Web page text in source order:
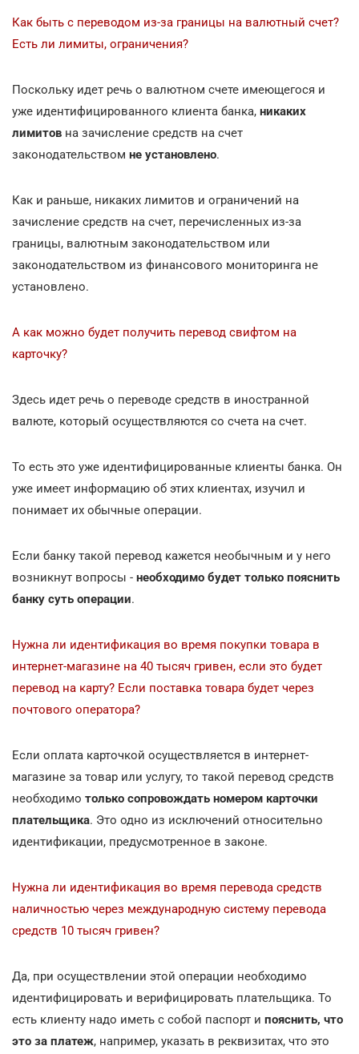
Как быть с переводом из-за границы на валютный счет?
Есть ли лимиты, ограничения?
Поскольку идет речь о валютном счете имеющегося и
уже идентифицированного клиента банка, никаких
лимитов на зачисление средств на счет
законодательством не установлено.
Как и раньше, никаких лимитов и ограничений на
зачисление средств на счет, перечисленных из-за
границы, валютным законодательством или
законодательством из финансового мониторинга не
установлено.
А как можно будет получить перевод свифтом на
карточку?
Здесь идет речь о переводе средств в иностранной
валюте, который осуществляются со счета на счет.
То есть это уже идентифицированные клиенты банка. Он
уже имеет информацию об этих клиентах, изучил и
понимает их обычные операции.
Если банку такой перевод кажется необычным и у него
возникнут вопросы - необходимо будет только пояснить
банку суть операции.
Нужна ли идентификация во время покупки товара в
интернет-магазине на 40 тысяч гривен, если это будет
перевод на карту? Если поставка товара будет через
почтового оператора?
Если оплата карточкой осуществляется в интернет-
магазине за товар или услугу, то такой перевод средств
необходимо только сопровождать номером карточки
плательщика. Это одно из исключений относительно
идентификации, предусмотренное в законе.
Нужна ли идентификация во время перевода средств
наличностью через международную систему перевода
средств 10 тысяч гривен?
Да, при осуществлении этой операции необходимо
идентифицировать и верифицировать плательщика. То
есть клиенту надо иметь с собой паспорт и пояснить, что
это за платеж, например, указать в реквизитах, что это